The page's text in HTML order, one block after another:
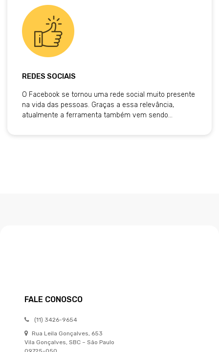
REDES SOCIAIS
O Facebook se tornou uma rede social muito presente
na vida das pessoas. Graças a essa relevância,
atualmente a ferramenta também vem sendo…
FALE CONOSCO
(11) 3426-9654
Rua Leila Gonçalves, 653
Vila Gonçalves, SBC – São Paulo